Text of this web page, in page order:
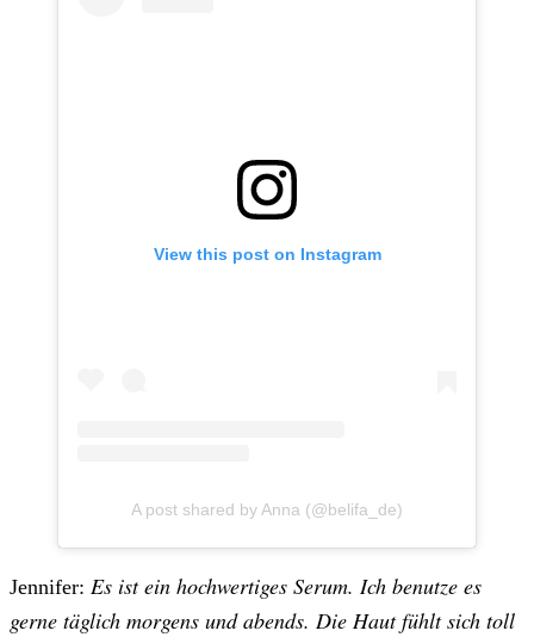
View this post on Instagram
A post shared by Anna (@belifa_de)
Jennifer: Es ist ein hochwertiges Serum. Ich benutze es
gerne täglich morgens und abends. Die Haut fühlt sich toll